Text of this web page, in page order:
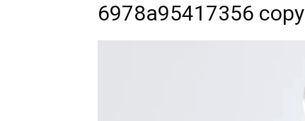
6978a95417356 copy